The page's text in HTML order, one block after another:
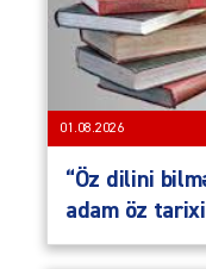
01.08.2026
“Öz dilini
adam öz